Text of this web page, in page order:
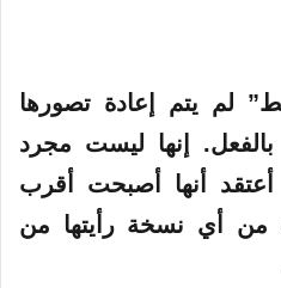
لم يتم إعادة تصورها
إنها ليست مجرد
أعتقد أنها أصبحت أقرب
من أي نسخة رأيتها من